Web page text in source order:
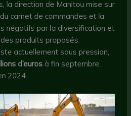
la direction de Manitou mise sur
carnet de commandes et la
négatifs par la diversification et
produits proposés.
actuellement sous pression,
d’euros à fin septembre,
2024.